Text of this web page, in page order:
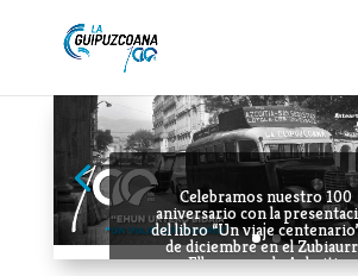
Celebramos nuestro 100
aniversario con la
del libro “Un viaje
de diciembre en el
Elkargunea de Azkoitia